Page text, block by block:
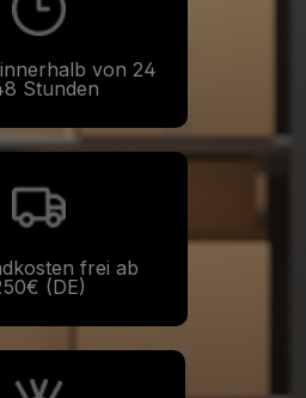
von 24
Stunden
frei ab
(DE)